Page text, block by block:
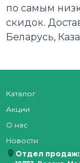
по самым
скидок.
Беларусь,
Каталог
Акции
О нас
Новости
Отдел продаж: